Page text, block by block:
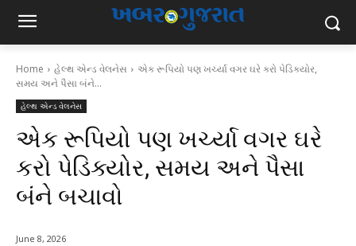
Home હેલ્થ એન્ડ વેલનેસ
એક રૂપિયો પણ ખર્ચ્યા વગર ઘરે કરો પેડિક્યોર,
સમય અને પૈસા બંને...
હેલ્થ એન્ડ વેલનેસ
એક રૂપિયો પણ ખર્ચ્યા વગર ઘરે
કરો પેડિક્યોર, સમય અને પૈસા
બંને બચાવો
June 8, 2026